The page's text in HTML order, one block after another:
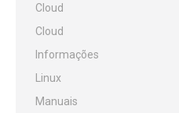
Cloud
Cloud
Informações
Linux
Manuais